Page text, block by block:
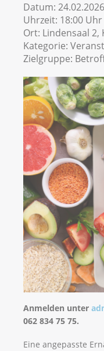
Datum: 24.02.2026
Uhrzeit: 18:00 Uhr
Ort: Lindensaal
Kategorie:
Zielgruppe:
Anmelden unter
062 834 75 75.
Eine angepasste